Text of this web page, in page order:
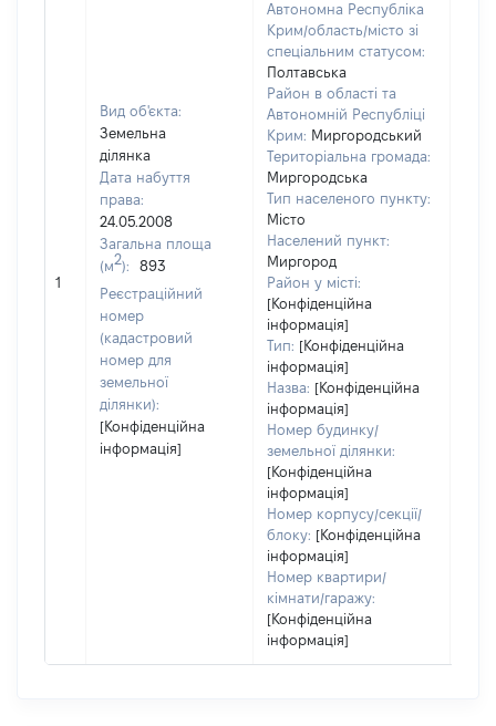
1
Вид об'єкта:
Земельна
ділянка
Дата набуття
права:
24.05.2008
Загальна площа
(м2):
893
Реєстраційний
номер
(кадастровий
номер для
земельної
ділянки):
[Конфіденційна
інформація]
Автономна Республіка
Крим/область/місто зі
спеціальним статусом:
Полтавська
Район в області та
Автономній Республіці
Крим: Миргородський
Територіальна громада:
Миргородська
Тип населеного пункту:
Місто
Населений пункт:
Миргород
Район у місті:
[Конфіденційна
інформація]
Тип: [Конфіденційна
інформація]
Назва: [Конфіденційна
інформація]
Номер будинку/
земельної ділянки:
[Конфіденційна
інформація]
Номер корпусу/секції/
блоку: [Конфіденційна
інформація]
Номер квартири/
кімнати/гаражу:
[Конфіденційна
інформація]